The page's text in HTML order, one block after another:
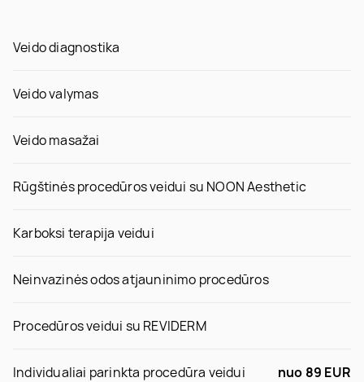
Veido diagnostika
Veido valymas
Veido masažai
Rūgštinės procedūros veidui su NOON Aesthetic
Karboksi terapija veidui
Neinvazinės odos atjauninimo procedūros
Procedūros veidui su REVIDERM
Individualiai parinkta procedūra veidui nuo 89 EUR